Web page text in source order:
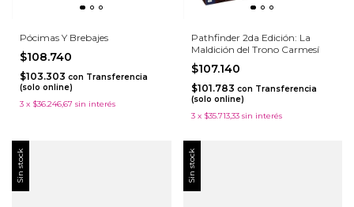
Pócimas Y Brebajes
$108.740
$103.303 con Transferencia
(solo online)
3 x $36.246,67 sin interés
Pathfinder 2da Edición: La
Maldición del Trono Carmesí
$107.140
$101.783 con Transferencia
(solo online)
3 x $35.713,33 sin interés
Sin stock Sin stock